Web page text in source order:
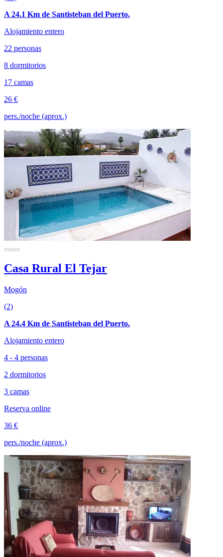
A 24.1 Km de Santisteban del Puerto.
Alojamiento entero
22 personas
8 dormitorios
17 camas
26 €
pers./noche (aprox.)
Casa Rural El Tejar
Mogón
(2)
A 24.4 Km de Santisteban del Puerto.
Alojamiento entero
4 - 4 personas
2 dormitorios
3 camas
Reserva online
36 €
pers./noche (aprox.)